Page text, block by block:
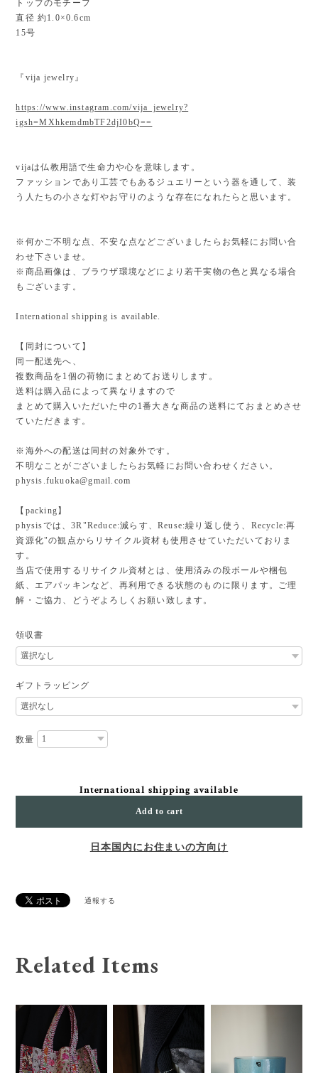
トップのモチーフ
直径 約1.0×0.6cm
15号
『vija jewelry』
https://www.instagram.com/vija_jewelry?
igsh=MXhkemdmbTF2djI0bQ==
vijaは仏教用語で生命力や心を意味します。
ファッションであり工芸でもあるジュエリーという器を通して、装
う人たちの小さな灯やお守りのような存在になれたらと思います。
※何かご不明な点、不安な点などございましたらお気軽にお問い合
わせ下さいませ。
※商品画像は、ブラウザ環境などにより若干実物の色と異なる場合
もございます。
International shipping is available.
【同封について】
同一配送先へ、
複数商品を1個の荷物にまとめてお送りします。
送料は購入品によって異なりますので
まとめて購入いただいた中の1番大きな商品の送料にておまとめさせ
ていただきます。
※海外への配送は同封の対象外です。
不明なことがございましたらお気軽にお問い合わせください。
physis.fukuoka@gmail.com
【packing】
physisでは、3R"Reduce:減らす、Reuse:繰り返し使う、Recycle:再
資源化"の観点からリサイクル資材も使用させていただいておりま
す。
当店で使用するリサイクル資材とは、使用済みの段ボールや梱包
紙、エアパッキンなど、再利用できる状態のものに限ります。ご理
解・ご協力、どうぞよろしくお願い致します。
領収書
ギフトラッピング
数量
International shipping available
Add to cart
日本国内にお住まいの方向け
通報する
Related Items